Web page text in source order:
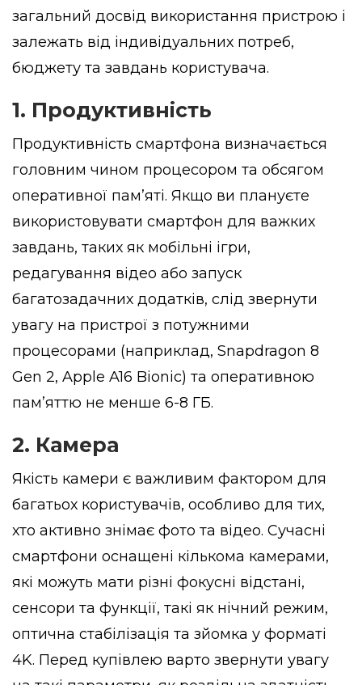
загальний досвід використання пристрою і
залежать від індивідуальних потреб,
бюджету та завдань користувача.
1. Продуктивність
Продуктивність смартфона визначається
головним чином процесором та обсягом
оперативної пам’яті. Якщо ви плануєте
використовувати смартфон для важких
завдань, таких як мобільні ігри,
редагування відео або запуск
багатозадачних додатків, слід звернути
увагу на пристрої з потужними
процесорами (наприклад, Snapdragon 8
Gen 2, Apple A16 Bionic) та оперативною
пам’яттю не менше 6-8 ГБ.
2. Камера
Якість камери є важливим фактором для
багатьох користувачів, особливо для тих,
хто активно знімає фото та відео. Сучасні
смартфони оснащені кількома камерами,
які можуть мати різні фокусні відстані,
сенсори та функції, такі як нічний режим,
оптична стабілізація та зйомка у форматі
4K. Перед купівлею варто звернути увагу